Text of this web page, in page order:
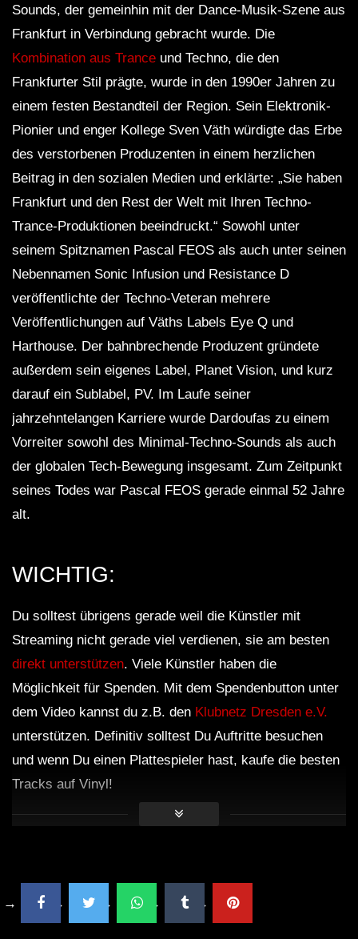
Sounds, der gemeinhin mit der Dance-Musik-Szene aus
Frankfurt in Verbindung gebracht wurde. Die
Kombination aus Trance und Techno, die den
Frankfurter Stil prägte, wurde in den 1990er Jahren zu
einem festen Bestandteil der Region. Sein Elektronik-
Pionier und enger Kollege Sven Väth würdigte das Erbe
des verstorbenen Produzenten in einem herzlichen
Beitrag in den sozialen Medien und erklärte: „Sie haben
Frankfurt und den Rest der Welt mit Ihren Techno-
Trance-Produktionen beeindruckt.“ Sowohl unter
seinem Spitznamen Pascal FEOS als auch unter seinen
Nebennamen Sonic Infusion und Resistance D
veröffentlichte der Techno-Veteran mehrere
Veröffentlichungen auf Väths Labels Eye Q und
Harthouse. Der bahnbrechende Produzent gründete
außerdem sein eigenes Label, Planet Vision, und kurz
darauf ein Sublabel, PV. Im Laufe seiner
jahrzehntelangen Karriere wurde Dardoufas zu einem
Vorreiter sowohl des Minimal-Techno-Sounds als auch
der globalen Tech-Bewegung insgesamt. Zum Zeitpunkt
seines Todes war Pascal FEOS gerade einmal 52 Jahre
alt.
WICHTIG:
Du solltest übrigens gerade weil die Künstler mit
Streaming nicht gerade viel verdienen, sie am besten
direkt unterstützen. Viele Künstler haben die
Möglichkeit für Spenden. Mit dem Spendenbutton unter
dem Video kannst du z.B. den Klubnetz Dresden e.V.
unterstützen. Definitiv solltest Du Auftritte besuchen
und wenn Du einen Plattespieler hast, kaufe die besten
Tracks auf Vinyl!